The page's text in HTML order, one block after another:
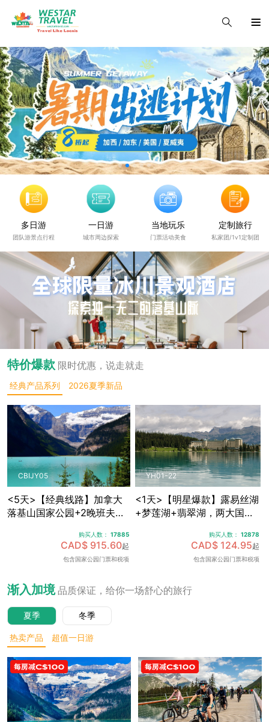
多日游
团队游景点行程
一日游
城市周边探索
当地玩乐
门票活动美食
定制旅行
私家团/1v1定制团
特价爆款 限时优惠，说走就走
经典产品系列 2026夏季新品
CBIJY05
<5天>【经典线路】加拿大
落基山国家公园+2晚班夫镇
园，露易丝湖纯玩跟团游，
可加订百年费尔蒙班夫温泉
酒店内午餐，升级美食体
购买人数：17885
CAD$ 915.60起
包含国家公园门票和税项
YH01-22
<1天>【明星爆款】露易丝湖
+梦莲湖+翡翠湖，两大国家
购买人数： 12878
CAD$ 124.95起
包含国家公园门票和税项
渐入加境 品质保证，给你一场舒心的旅行
夏季 冬季
热卖产品 超值一日游